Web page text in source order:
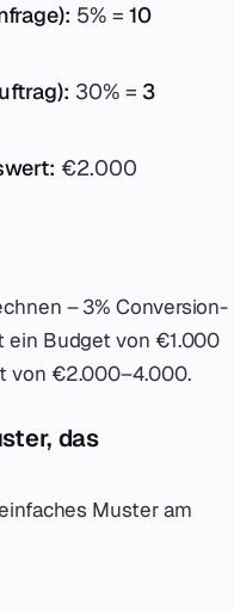
5% =10
30% = 3
€2.000
– 3% Conversion-
ein Budget von €1.000
von €2.000–4.000.
das
Muster am